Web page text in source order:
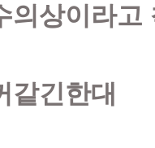
의상이라
같긴한대